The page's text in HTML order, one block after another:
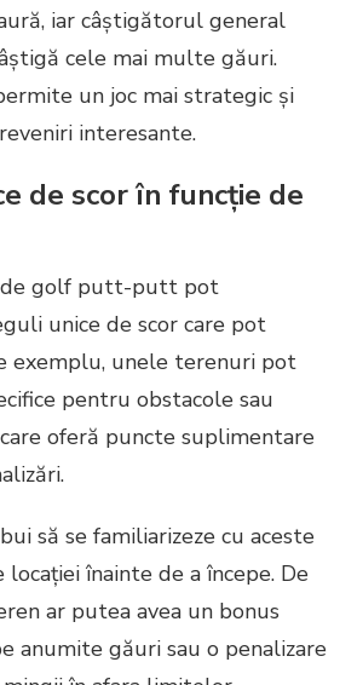
iar câștigătorul general
cele mai multe găuri.
un joc mai strategic și
interesante.
de scor în funcție de
de golf putt-putt pot
unice de scor care pot
exemplu, unele terenuri pot
pentru obstacole sau
oferă puncte suplimentare
să se familiarizeze cu aceste
locației înainte de a începe. De
ar putea avea un bonus
anumite găuri sau o penalizare